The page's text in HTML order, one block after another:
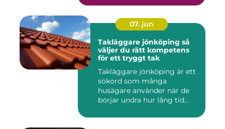
07. jun
Takläggare jönköping så
väljer du rätt kompetens
för ett tryggt tak
Takläggare jönköping är ett
sökord som många
husägare använder när de
börjar undra hur lång tid